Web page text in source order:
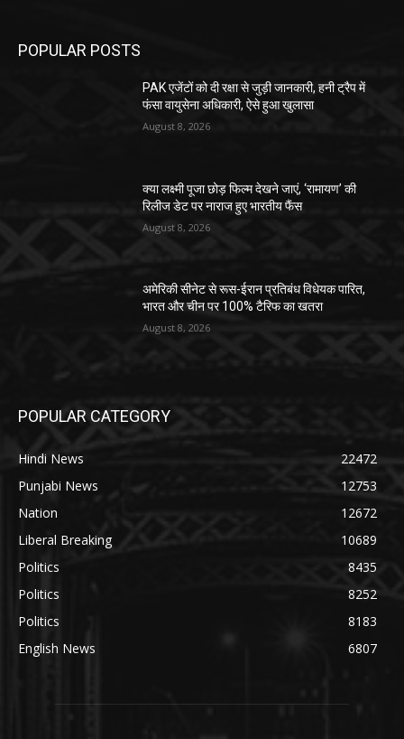
POPULAR POSTS
PAK एजेंटों को दी रक्षा से जुड़ी जानकारी, हनी ट्रैप में
फंसा वायुसेना अधिकारी, ऐसे हुआ खुलासा
August 8, 2026
क्या लक्ष्मी पूजा छोड़ फिल्म देखने जाएं, ‘रामायण’ की
रिलीज डेट पर नाराज हुए भारतीय फैंस
August 8, 2026
अमेरिकी सीनेट से रूस-ईरान प्रतिबंध विधेयक पारित,
भारत और चीन पर 100% टैरिफ का खतरा
August 8, 2026
POPULAR CATEGORY
Hindi News
22472
Punjabi News
12753
Nation
12672
Liberal Breaking
10689
Politics
8435
Politics
8252
Politics
8183
English News
6807